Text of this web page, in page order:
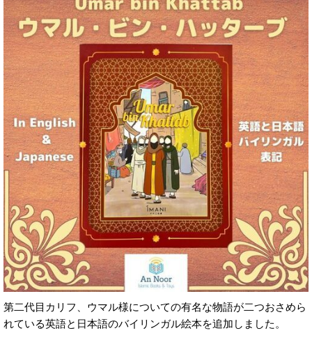
第二代目カリフ、ウマル様についての有名な物語が二つおさめら
れている英語と日本語のバイリンガル絵本を追加しました。